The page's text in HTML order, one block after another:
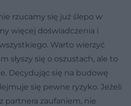
rzucamy się już ślepo w
więcej doświadczenia i
Warto wierzyć
słyszy się o oszustach, ale to
Decydując się na budowę
się pewne ryzyko. Jeżeli
partnera zaufaniem, nie